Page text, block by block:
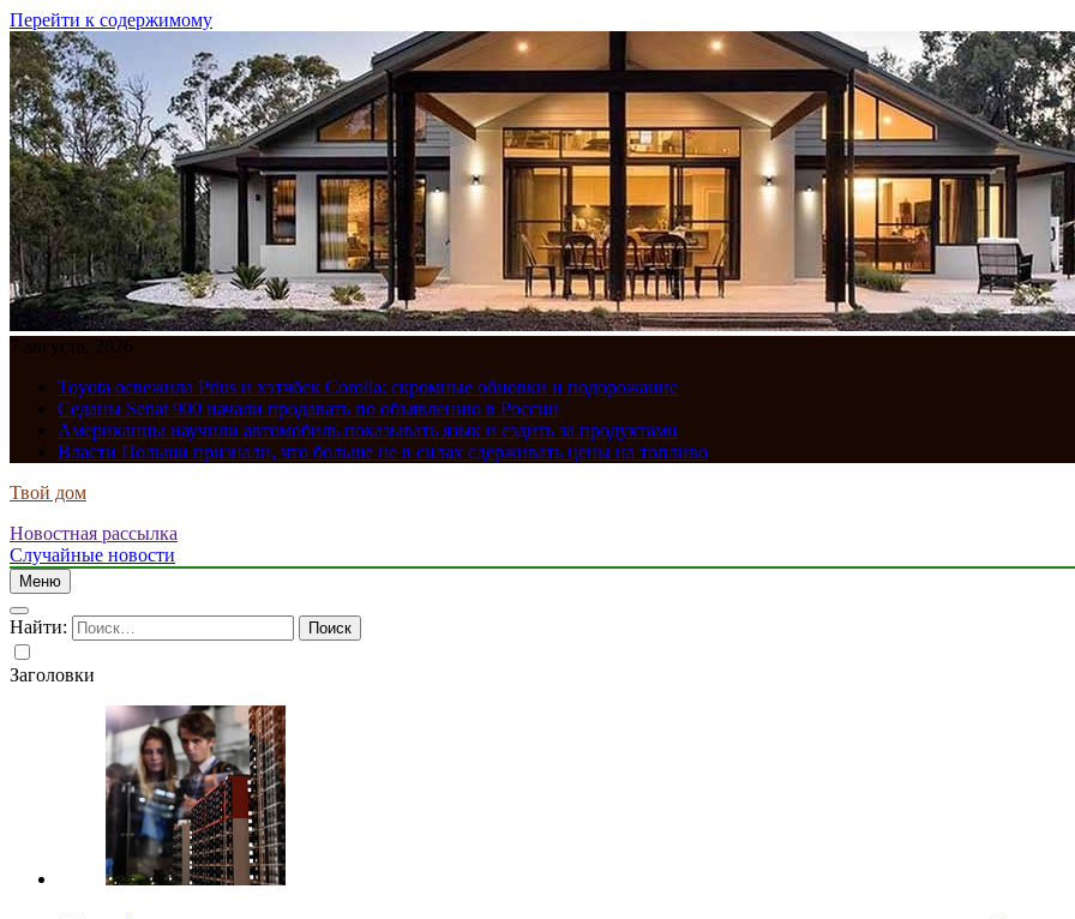
Перейти к содержимому
7 августа, 2026
Toyota освежила Prius и хэтчбек Corolla: скромные обновки и подорожание
Седаны Senat 900 начали продавать по объявлению в России
Американцы научили автомобиль показывать язык и ездить за продуктами
Власти Польши признали, что больше не в силах сдерживать цены на топливо
Твой дом
Новостная рассылка
Случайные новости
Меню
Найти:
Заголовки